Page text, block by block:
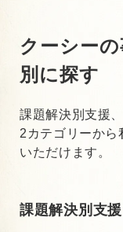
クーシー
別に探す
課題解決別支援
2カテゴリーから
いただけます。
課題解決別支援